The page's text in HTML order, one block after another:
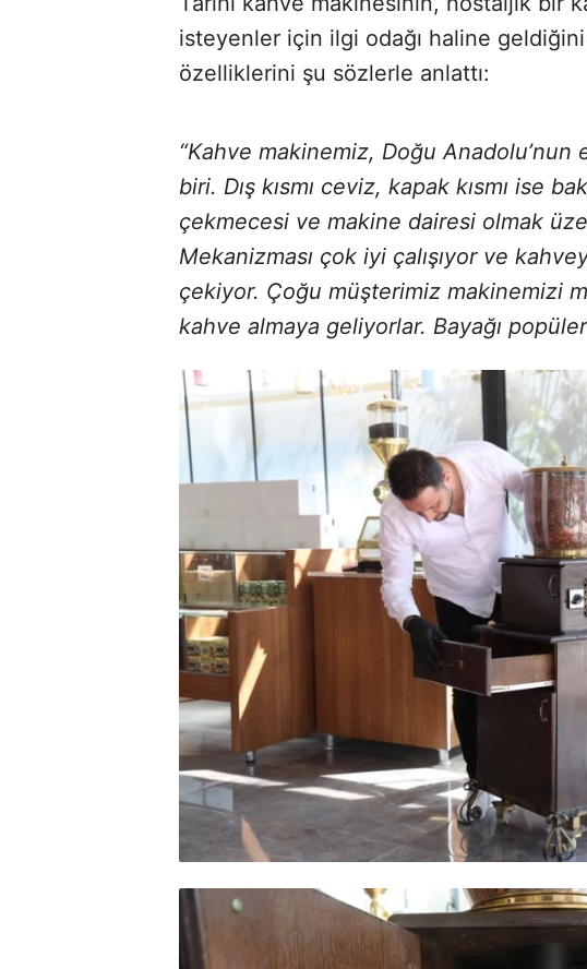
isteyenler için ilgi odağı haline
özelliklerini şu sözlerle anlattı:
“Kahve makinemiz, Doğu
biri. Dış kısmı ceviz, kapak kısmı ise
çekmecesi ve makine dairesi olmak
Mekanizması çok iyi çalışıyor ve
çekiyor. Çoğu müşterimiz makinemizi
kahve almaya geliyorlar. Bayağı